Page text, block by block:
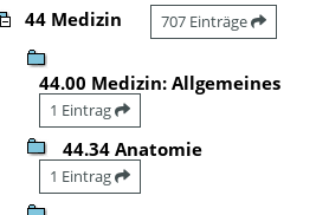
44 Medizin 707 Einträge
44.00 Medizin: Allgemeines
1 Eintrag
44.34 Anatomie
1 Eintrag